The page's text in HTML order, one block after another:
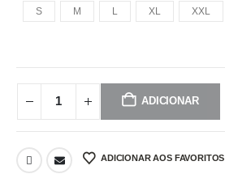
S M L XL XXL
ADICIONAR
ADICIONAR AOS FAVORITOS